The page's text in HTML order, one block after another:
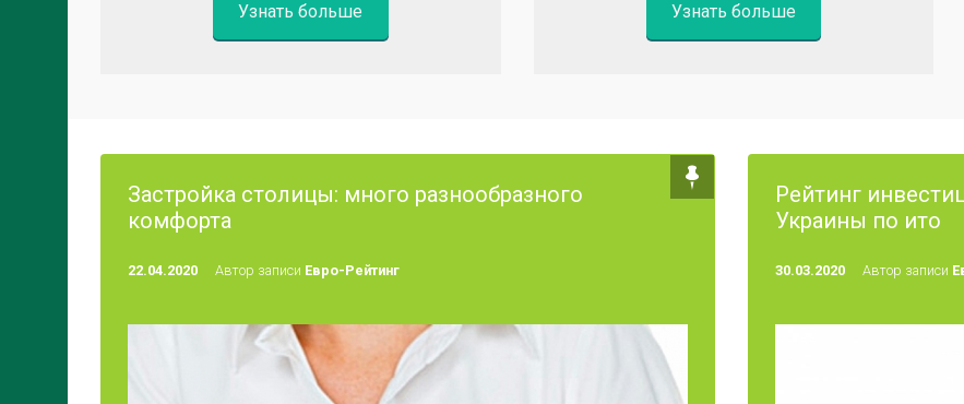
Узнать больше Узнать больше
Застройка столицы: много разнообразного
комфорта
22.04.2020 Автор записи Евро-Рейтинг
Рейтинг
Украины по ито
30.03.2020 Автор записи